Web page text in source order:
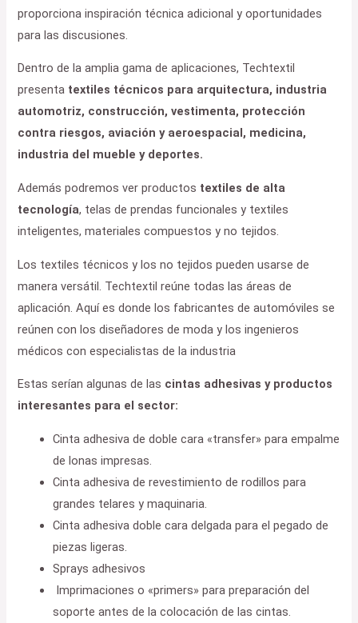
proporciona inspiración técnica adicional y oportunidades
para las discusiones.
Dentro de la amplia gama de aplicaciones, Techtextil
presenta textiles técnicos para arquitectura, industria
automotriz, construcción, vestimenta, protección
contra riesgos, aviación y aeroespacial, medicina,
industria del mueble y deportes.
Además podremos ver productos textiles de alta
tecnología, telas de prendas funcionales y textiles
inteligentes, materiales compuestos y no tejidos.
Los textiles técnicos y los no tejidos pueden usarse de
manera versátil. Techtextil reúne todas las áreas de
aplicación. Aquí es donde los fabricantes de automóviles se
reúnen con los diseñadores de moda y los ingenieros
médicos con especialistas de la industria
Estas serían algunas de las cintas adhesivas y productos
interesantes para el sector:
Cinta adhesiva de doble cara «transfer» para empalme
de lonas impresas.
Cinta adhesiva de revestimiento de rodillos para
grandes telares y maquinaria.
Cinta adhesiva doble cara delgada para el pegado de
piezas ligeras.
Sprays adhesivos
Imprimaciones o «primers» para preparación del
soporte antes de la colocación de las cintas.